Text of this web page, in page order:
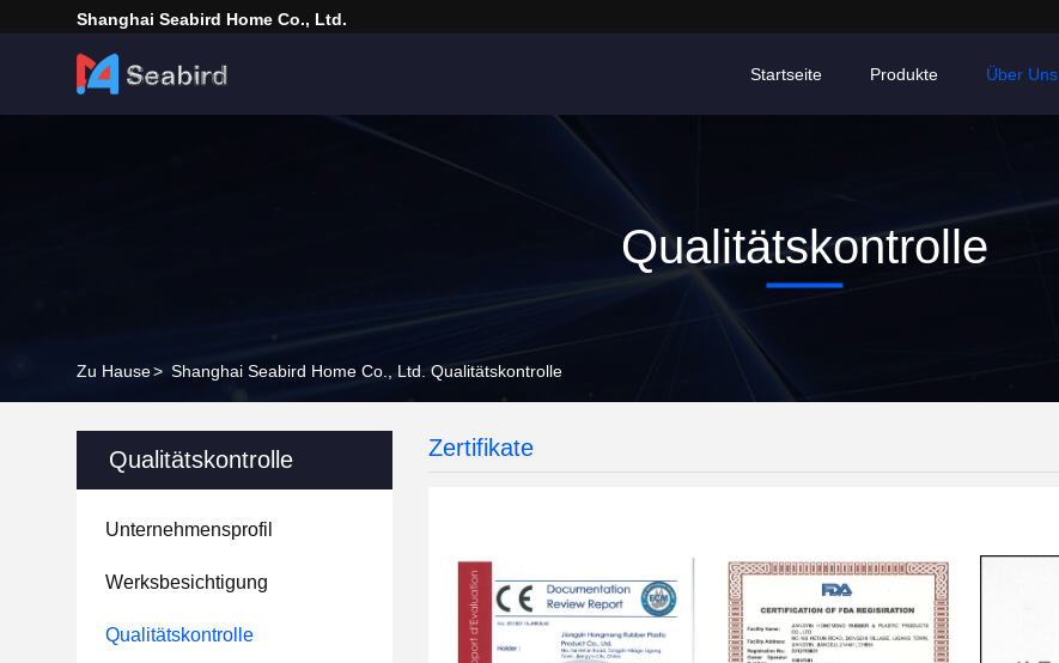
Shanghai Seabird Home Co., Ltd.
Startseite Produkte Über Uns
Qualitätskontrolle
Zu Hause> Shanghai Seabird Home Co., Ltd. Qualitätskontrolle
Qualitätskontrolle
Unternehmensprofil
Werksbesichtigung
Qualitätskontrolle
Zertifikate